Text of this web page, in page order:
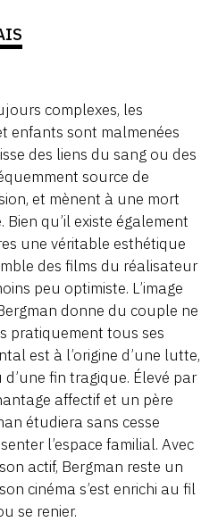
complexes, les
enfants sont malmenées
des liens du sang ou des
source de
et mènent à une mort
qu’il existe également
une véritable esthétique
des films du réalisateur
peu optimiste. L’image
donne du couple ne
pratiquement tous ses
est à l’origine d’une lutte,
fin tragique. Élevé par
affectif et un père
étudiera sans cesse
l’espace familial. Avec
actif, Bergman reste un
cinéma s’est enrichi au fil
se renier.